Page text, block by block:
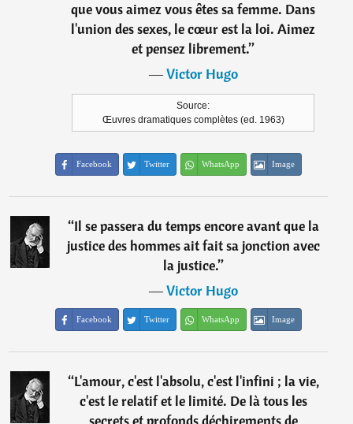
que vous aimez vous êtes sa femme. Dans
l'union des sexes, le cœur est la loi. Aimez
et pensez librement.”
―Victor Hugo
Source:
Œuvres dramatiques complètes (ed. 1963)
Facebook Twitter WhatsApp Image
“Il se passera du temps encore avant que la
justice des hommes ait fait sa jonction avec
la justice.”
―Victor Hugo
Facebook Twitter WhatsApp Image
“L'amour, c'est l'absolu, c'est l'infini ; la vie,
c'est le relatif et le limité. De là tous les